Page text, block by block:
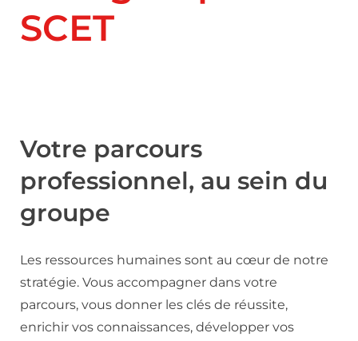
SCET
Votre parcours
professionnel, au sein du
groupe
Les ressources humaines sont au cœur de notre
stratégie. Vous accompagner dans votre
parcours, vous donner les clés de réussite,
enrichir vos connaissances, développer vos